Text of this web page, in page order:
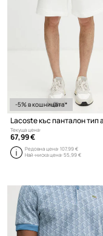
-5% в кошницата*
Текуща цена:
67,99 €
Редовна цена:107,99 €
Най-ниска цена:55,99 €